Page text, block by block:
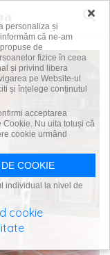
×
personaliza și
că ne-am
de
fizice în ceea
și privind libera
pe Website-ul
și înțelege conținutul
acceptarea
Nu uita totuși că
cookie urmând
COOKIE
individual la nivel de
cookie